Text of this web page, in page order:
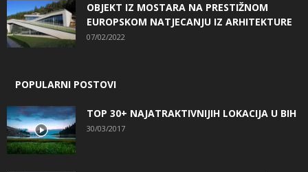
OBJEKT IZ MOSTARA NA PRESTIŽNOM
EUROPSKOM NATJECANJU IZ ARHITEKTURE
07/02/2022
POPULARNI POSTOVI
TOP 30+ NAJATRAKTIVNIJIH LOKACIJA U BIH
30/03/2017